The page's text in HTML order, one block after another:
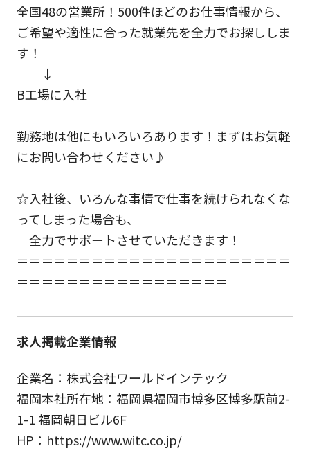
全国48の営業所！500件ほどのお仕事情報から、
ご希望や適性に合った就業先を全力でお探ししま
す！
↓
B工場に入社
勤務地は他にもいろいろあります！まずはお気軽
にお問い合わせください♪
☆入社後、いろんな事情で仕事を続けられなくな
ってしまった場合も、
全力でサポートさせていただきます！
＝＝＝＝＝＝＝＝＝＝＝＝＝＝＝＝＝＝＝＝＝＝
＝＝＝＝＝＝＝＝＝＝＝＝＝＝＝＝＝
求人掲載企業情報
企業名：株式会社ワールドインテック
福岡本社所在地：福岡県福岡市博多区博多駅前2-
1-1 福岡朝日ビル6F
HP：https://www.witc.co.jp/